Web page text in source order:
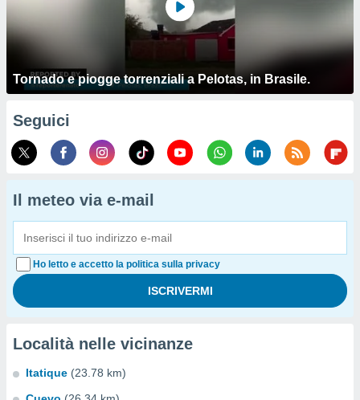
Tornado e piogge torrenziali a Pelotas, in Brasile.
Seguici
Il meteo via e-mail
Ho letto e accetto la politica sulla privacy
Località nelle vicinanze
Itatique (23.78 km)